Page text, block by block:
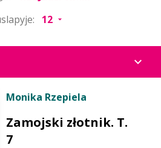
Monika Rzepiela
Zamojski złotnik. T.
7